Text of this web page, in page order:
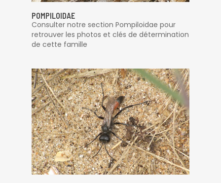
POMPILOIDAE
Consulter notre section Pompiloidae pour
retrouver les photos et clés de détermination
de cette famille